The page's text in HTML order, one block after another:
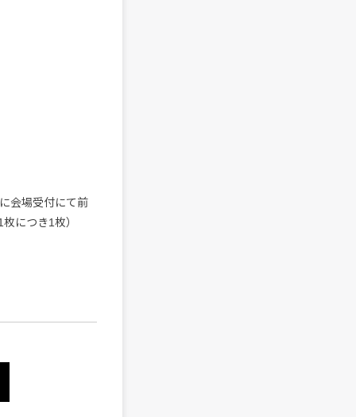
会場受付にて前
につき1枚）